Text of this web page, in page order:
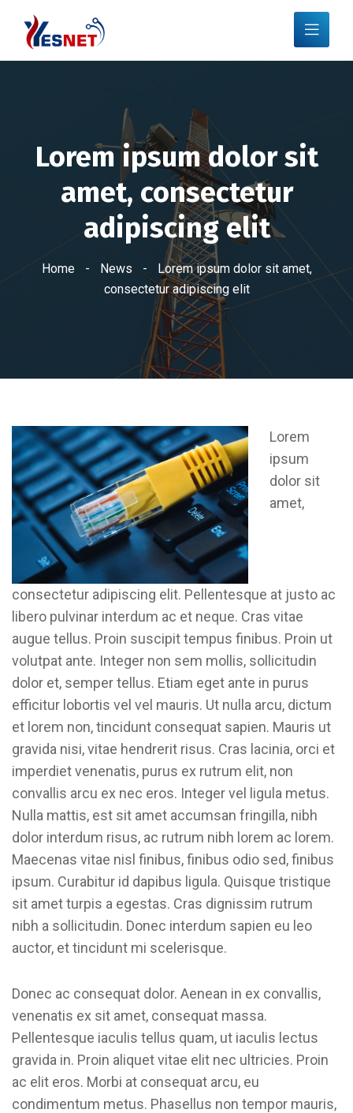
Lorem ipsum dolor sit
amet, consectetur
adipiscing elit
Home - News -
Lorem ipsum dolor sit amet,
consectetur adipiscing elit
Lorem
ipsum
dolor sit
amet,
consectetur adipiscing elit. Pellentesque at justo ac
libero pulvinar interdum ac et neque. Cras vitae
augue tellus. Proin suscipit tempus finibus. Proin ut
volutpat ante. Integer non sem mollis, sollicitudin
dolor et, semper tellus. Etiam eget ante in purus
efficitur lobortis vel vel mauris. Ut nulla arcu, dictum
et lorem non, tincidunt consequat sapien. Mauris ut
gravida nisi, vitae hendrerit risus. Cras lacinia, orci et
imperdiet venenatis, purus ex rutrum elit, non
convallis arcu ex nec eros. Integer vel ligula metus.
Nulla mattis, est sit amet accumsan fringilla, nibh
dolor interdum risus, ac rutrum nibh lorem ac lorem.
Maecenas vitae nisl finibus, finibus odio sed, finibus
ipsum. Curabitur id dapibus ligula. Quisque tristique
sit amet turpis a egestas. Cras dignissim rutrum
nibh a sollicitudin. Donec interdum sapien eu leo
auctor, et tincidunt mi scelerisque.
Donec ac consequat dolor. Aenean in ex convallis,
venenatis ex sit amet, consequat massa.
Pellentesque iaculis tellus quam, ut iaculis lectus
gravida in. Proin aliquet vitae elit nec ultricies. Proin
ac elit eros. Morbi at consequat arcu, eu
condimentum metus. Phasellus non tempor mauris,